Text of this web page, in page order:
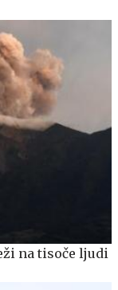
na tisoče ljudi